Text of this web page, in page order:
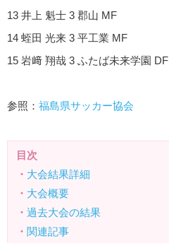
13 井上 魁士 3 郡山 MF
14 蛭田 光来 3 平工業 MF
15 岩﨑 翔哉 3 ふたば未来学園 DF
参照： 福島県サッカー協会
目次
・ 大会結果詳細
・ 大会概要
・ 過去大会の結果
・ 関連記事